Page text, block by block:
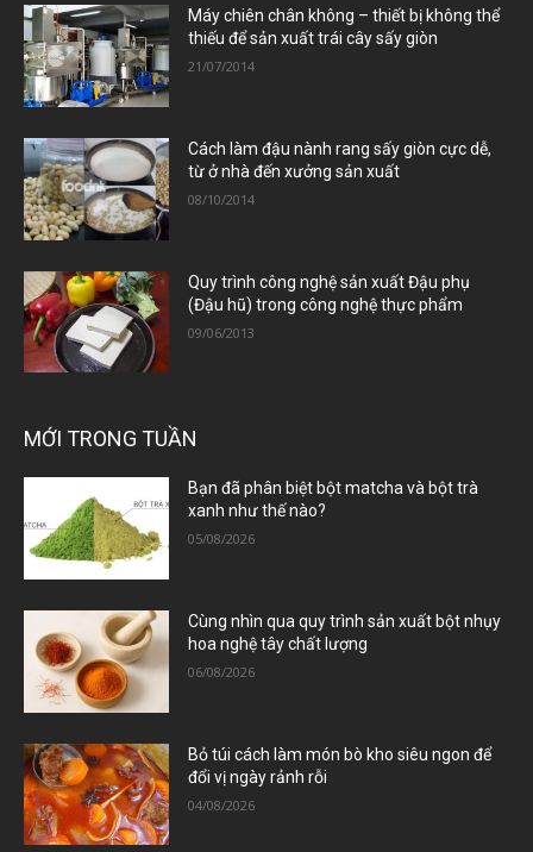
Máy chiên chân không – thiết bị không thể
thiếu để sản xuất trái cây sấy giòn
21/07/2014
Cách làm đậu nành rang sấy giòn cực dễ,
từ ở nhà đến xưởng sản xuất
08/10/2014
Quy trình công nghệ sản xuất Đậu phụ
(Đậu hũ) trong công nghệ thực phẩm
09/06/2013
MỚI TRONG TUẦN
Bạn đã phân biệt bột matcha và bột trà
xanh như thế nào?
05/08/2026
Cùng nhìn qua quy trình sản xuất bột nhụy
hoa nghệ tây chất lượng
06/08/2026
Bỏ túi cách làm món bò kho siêu ngon để
đổi vị ngày rảnh rỗi
04/08/2026